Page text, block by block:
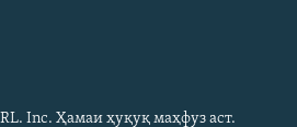
Inc. Ҳамаи ҳуқуқ маҳфуз аст.